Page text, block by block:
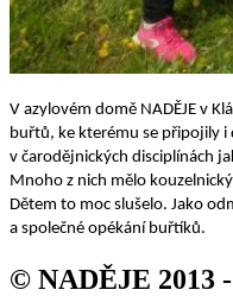
V azylovém domě NADĚJE v
buřtů, ke kterému se připojily i
v čarodějnických disciplínách
Mnoho z nich mělo
Dětem to moc slušelo. Jako
a společné opékání buřtíků.
© NADĚJE 2013